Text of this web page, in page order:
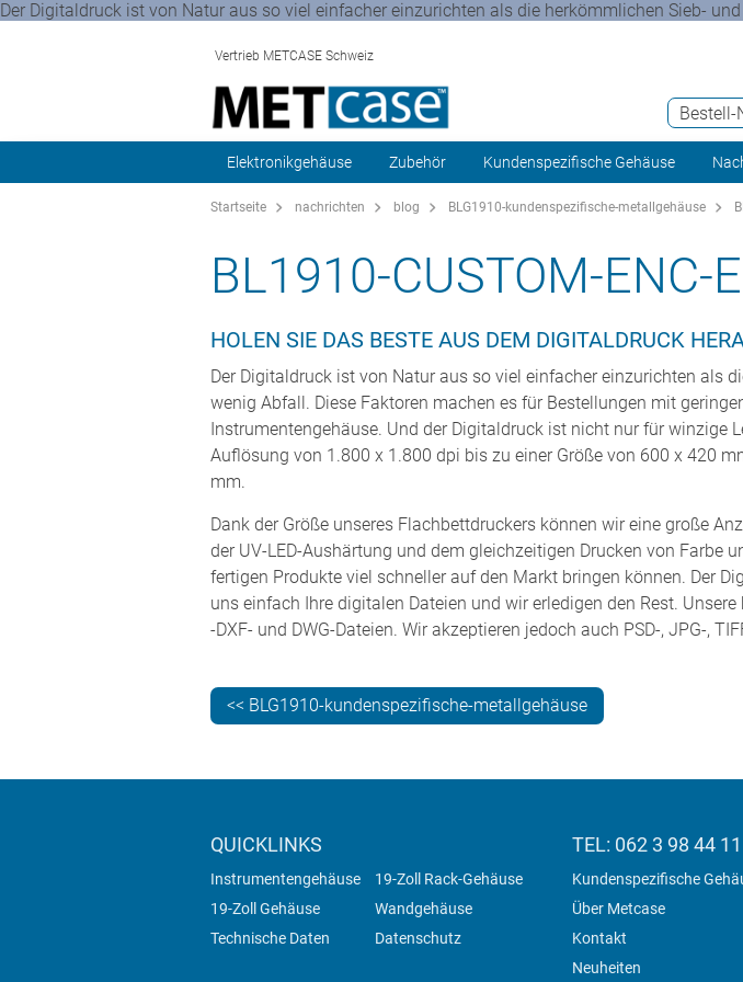
Der Digitaldruck ist von Natur aus so viel einfacher einzurichten als die herkömmlichen Sieb-
Vertrieb METCASE Schweiz
Bestell-
Elektronikgehäuse Zubehör Kundenspezifische Gehäuse
Startseite nachrichten blog BLG1910-kundenspezifische-metallgehäuse
BL1910-CUSTOM-ENC-E
HOLEN SIE DAS BESTE AUS DEM DIGITALDRUCK
Der Digitaldruck ist von Natur aus so viel einfacher einzurichten als
wenig Abfall. Diese Faktoren machen es für Bestellungen mit
Instrumentengehäuse. Und der Digitaldruck ist nicht nur für winzige
Auflösung von 1.800 x 1.800 dpi bis zu einer Größe von 600 x 420
mm.
Dank der Größe unseres Flachbettdruckers können wir eine große
der UV-LED-Aushärtung und dem gleichzeitigen Drucken von Farbe
fertigen Produkte viel schneller auf den Markt bringen können. Der
uns einfach Ihre digitalen Dateien und wir erledigen den Rest.
-DXF- und DWG-Dateien. Wir akzeptieren jedoch auch PSD-, JPG-,
<< BLG1910-kundenspezifische-metallgehäuse
QUICKLINKS
Instrumentengehäuse
19-Zoll Rack-Gehäuse
19-Zoll Gehäuse
Wandgehäuse
Technische Daten
Datenschutz
TEL: 062 3 98 44 11
Kundenspezifische
Über Metcase
Kontakt
Neuheiten